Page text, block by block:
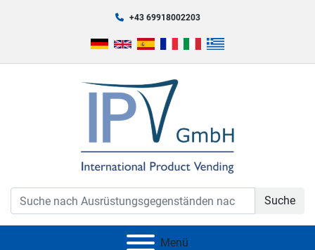
+43 69918002203
Suche
Menü